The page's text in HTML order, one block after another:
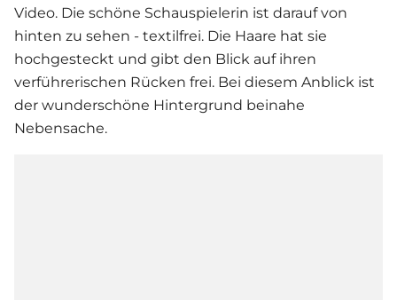
Video. Die schöne Schauspielerin ist darauf von
hinten zu sehen - textilfrei. Die Haare hat sie
hochgesteckt und gibt den Blick auf ihren
verführerischen Rücken frei. Bei diesem Anblick ist
der wunderschöne Hintergrund beinahe
Nebensache.